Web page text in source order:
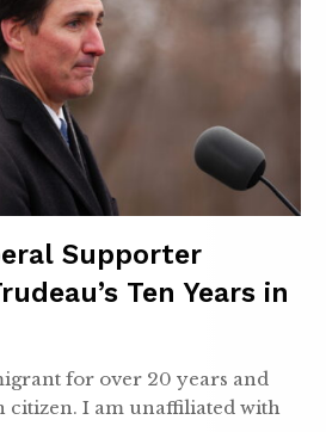
Supporter
Ten Years in
for over 20 years and
citizen. I am unaffiliated with